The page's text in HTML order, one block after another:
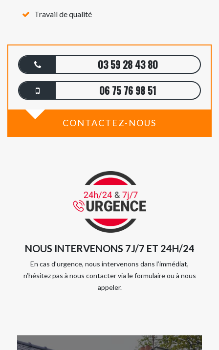
Travail de qualité
03 59 28 43 80
06 75 76 98 51
CONTACTEZ-NOUS
NOUS INTERVENONS 7J/7 ET 24H/24
En cas d’urgence, nous intervenons dans l’immédiat,
n’hésitez pas à nous contacter via le formulaire ou à nous
appeler.